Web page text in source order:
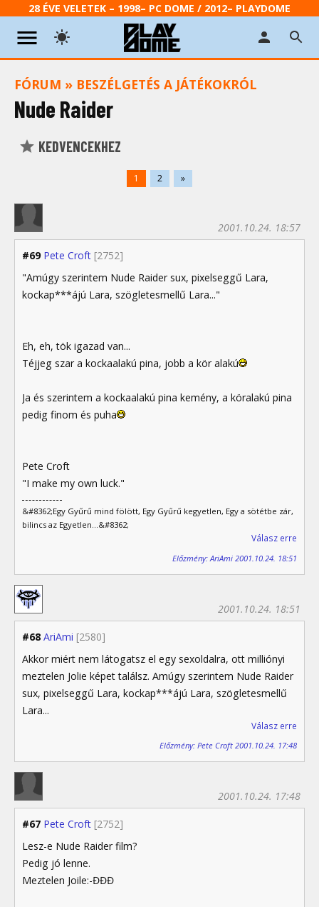
28 ÉVE VELETEK – 1998– PC DOME / 2012– PLAYDOME
FÓRUM » BESZÉLGETÉS A JÁTÉKOKRÓL
Nude Raider
KEDVENCEKHEZ
1 2 »
#69 Pete Croft [2752]
2001.10.24. 18:57
"Amúgy szerintem Nude Raider sux, pixelseggű Lara,
kockap***ájú Lara, szögletesmellű Lara..."
Eh, eh, tök igazad van...
Téjjeg szar a kockaalakú pina, jobb a kör alakú
Ja és szerintem a kockaalakú pina kemény, a köralakú pina
pedig finom és puha
Pete Croft
"I make my own luck."
&#8362;Egy Gyűrű mind fölött, Egy Gyűrű kegyetlen, Egy a sötétbe zár,
bilincs az Egyetlen...&#8362;
Válasz erre
Előzmény: AriAmi 2001.10.24. 18:51
#68 AriAmi [2580]
2001.10.24. 18:51
Akkor miért nem látogatsz el egy sexoldalra, ott milliónyi
meztelen Jolie képet találsz. Amúgy szerintem Nude Raider
sux, pixelseggű Lara, kockap***ájú Lara, szögletesmellű
Lara...
Válasz erre
Előzmény: Pete Croft 2001.10.24. 17:48
#67 Pete Croft [2752]
2001.10.24. 17:48
Lesz-e Nude Raider film?
Pedig jó lenne.
Meztelen Joile:-ĐĐĐ